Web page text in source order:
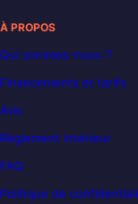
À PROPOS
Qui sommes-nous ?
Financements et tarifs
Avis
Règlement intérieur
FAQ
Politique de